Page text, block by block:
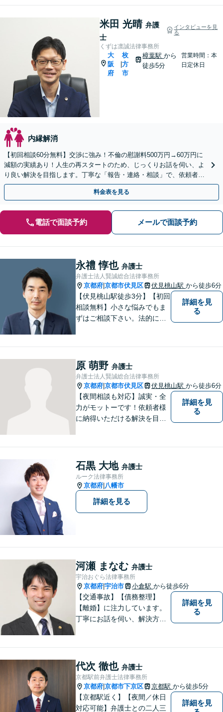
米田 光晴 弁護
士
インタビューを見
る
くずは凛誠法律事務所
大
阪
府
枚
方
市
樟葉駅から
徒歩5分
営業時間：本
日定休日
内縁解消
【初回相談60分無料】交渉に強み！不倫の慰謝料500万円→60万円に
減額の実績あり！人生の再スタートのため、じっくりお話を伺い、よ
り良い解決を目指します。丁寧な「報告・連絡・相談」で、依頼者の
方の不安軽減に努めます【休日・夜間面談可】
料金表を見る
電話で面談予約 メールで面談予約
永禮 惇也 弁護士
弁護士法人賢誠総合法律事務所
京都府 京都市伏見区 伏見桃山駅 から徒歩6分
【伏見桃山駅徒歩3分】【初回
相談無料】小さな悩みでもま
ずはご相談下さい。法的に無
／相続／企業法務など幅広く
対応可能。【休日・夜間対応
可】
詳細を見
る
原 萌野 弁護士
弁護士法人賢誠総合法律事務所
京都府 京都市伏見区 伏見桃山駅 から徒歩6分
【夜間相談も対応】誠実・全
力がモットーです！依頼者様
に納得いただける解決を目指
詳細を見
る
石黒 大地 弁護士
ルーク法律事務所
京都府 八幡市
詳細を見る
河瀬 まなむ 弁護士
宇治おぐら法律事務所
京都府 宇治市 小倉駅 から徒歩6分
【交通事故】【債務整理】
【離婚】に注力しています。
丁寧にお話を伺い、解決方法
詳細を見
る
代次 徹也 弁護士
京都駅前弁護士法律事務所
京都府 京都市下京区 京都駅 から徒歩5分
【京都駅近く】【夜間／休日
対応可能】弁護士との二人三
詳細を見